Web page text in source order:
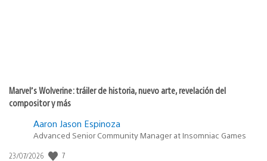
Marvel’s Wolverine: tráiler de historia, nuevo arte, revelación del
compositor y más
Aaron Jason Espinoza
Advanced Senior Community Manager at Insomniac Games
Fecha
23/07/2026 7